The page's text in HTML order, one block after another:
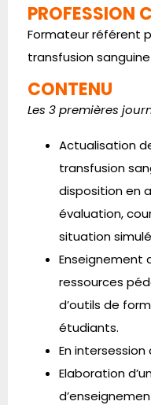
PROFESSION
Formateur référent
transfusion sanguine
CONTENU
Les 3 premières
Actualisation
transfusion
disposition en
évaluation,
situation
Enseignement
ressources
d’outils de
étudiants.
En intersession
Elaboration